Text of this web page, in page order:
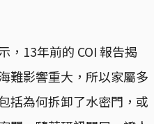
，13年前的 COI 報告揭
難影響重大，所以家屬多
括為何拆卸了水密門，或